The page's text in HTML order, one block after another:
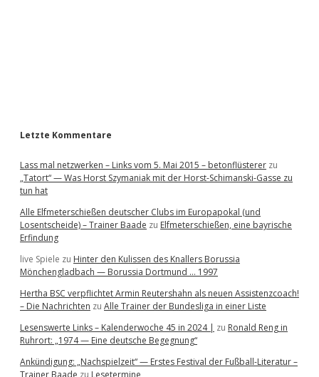
Letzte Kommentare
Lass mal netzwerken – Links vom 5. Mai 2015 – betonflüsterer zu
„Tatort“ — Was Horst Szymaniak mit der Horst-Schimanski-Gasse zu
tun hat
Alle Elfmeterschießen deutscher Clubs im Europapokal (und
Losentscheide) – Trainer Baade zu Elfmeterschießen, eine bayrische
Erfindung
live Spiele zu Hinter den Kulissen des Knallers Borussia
Mönchengladbach — Borussia Dortmund … 1997
Hertha BSC verpflichtet Armin Reutershahn als neuen Assistenzcoach!
– Die Nachrichten zu Alle Trainer der Bundesliga in einer Liste
Lesenswerte Links – Kalenderwoche 45 in 2024 | zu Ronald Reng in
Ruhrort: „1974 — Eine deutsche Begegnung“
Ankündigung: „Nachspielzeit“ — Erstes Festival der Fußball-Literatur –
Trainer Baade zu Lesetermine